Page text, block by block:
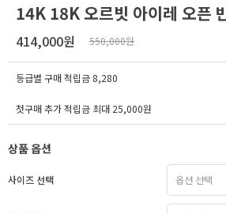
14K 18K 오르빗 아이레 오픈
414,000원 550,000원
등급별 구매 적립금 8,280
첫구매 추가 적립금 최대 25,000원
상품 옵션
사이즈 선택